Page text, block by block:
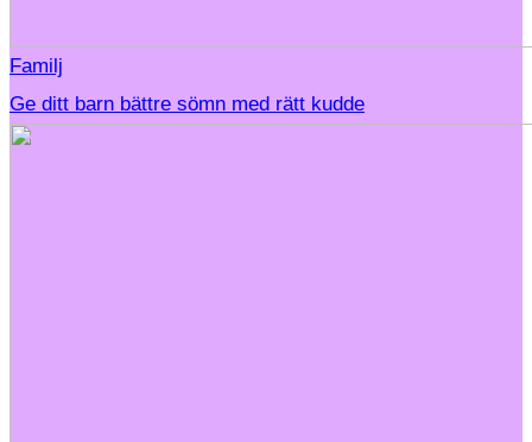
Familj
Ge ditt barn bättre sömn med rätt kudde